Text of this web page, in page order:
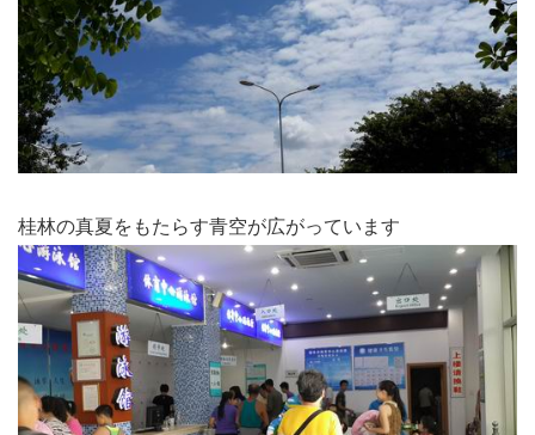
桂林の真夏をもたらす青空が広がっています